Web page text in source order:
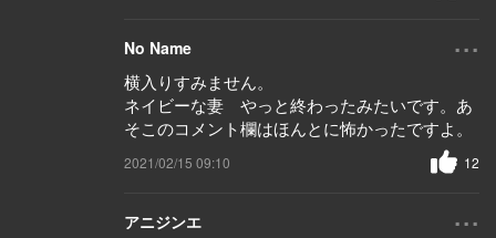
No Name ...
横入りすみません。
ネイビーな妻 やっと終わったみたいです。あ
そこのコメント欄はほんとに怖かったですよ。
2021/02/15 09:10 12
アニジンエ ...